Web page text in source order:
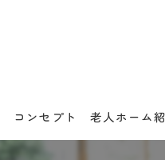
コンセプト 老人ホーム